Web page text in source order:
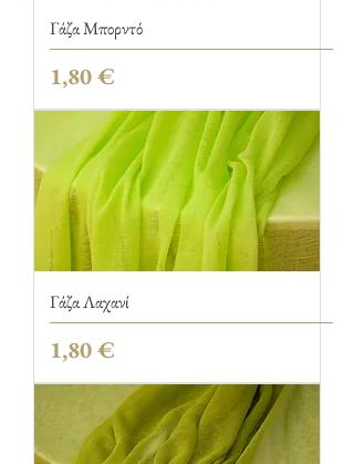
Γάζα Μπορντό
Τιμή
1,80 €
Γάζα Λαχανί
Τιμή
1,80 €